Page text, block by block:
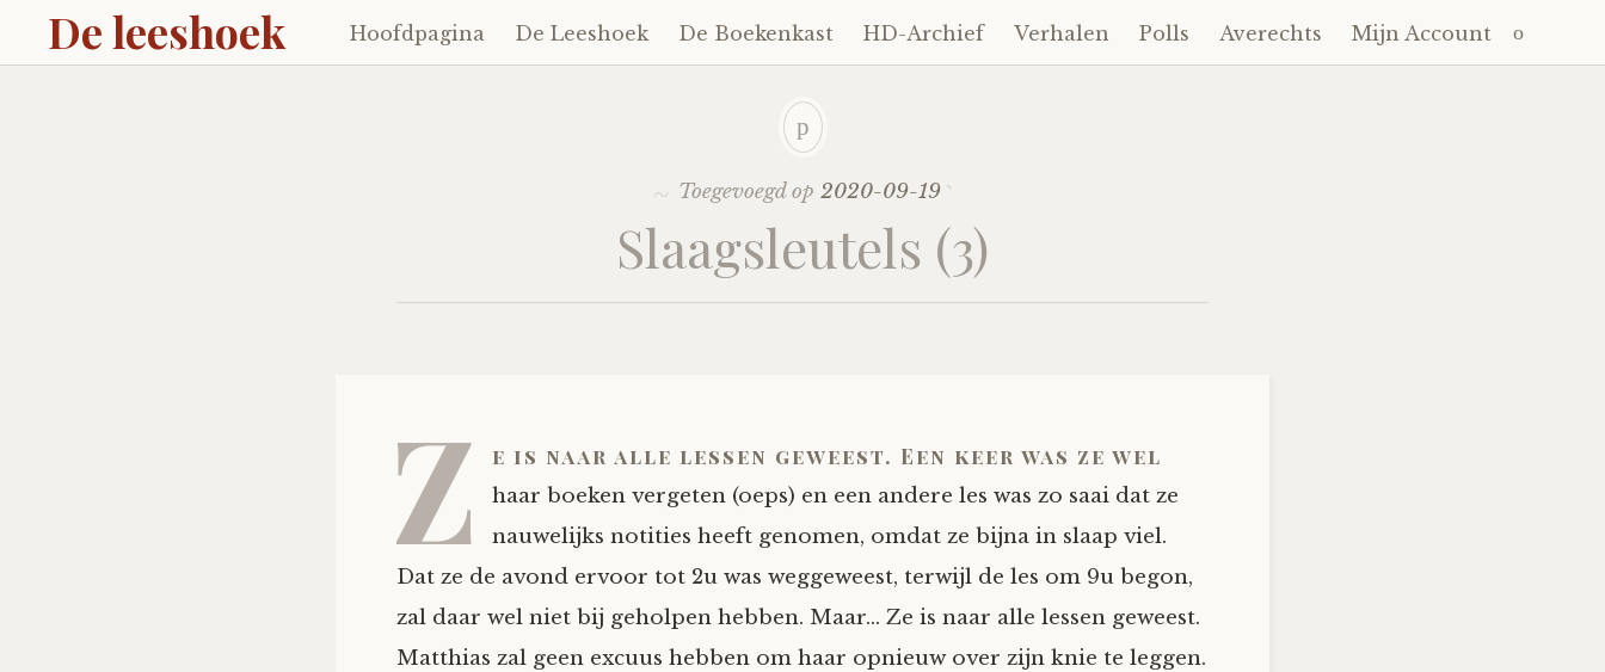
De leeshoek
Skip
to
Hoofdpagina De Leeshoek De Boekenkast HD-Archief Verhalen Polls Averechts Mijn Account
Zoeken
Toegevoegd op 2020-09-19
Slaagsleutels (3)
Z e is naar alle lessen geweest. Een keer was ze wel
haar boeken vergeten (oeps) en een andere les was zo saai dat ze
nauwelijks notities heeft genomen, omdat ze bijna in slaap viel.
Dat ze de avond ervoor tot 2u was weggeweest, terwijl de les om 9u begon,
zal daar wel niet bij geholpen hebben. Maar… Ze is naar alle lessen geweest.
Matthias zal geen excuus hebben om haar opnieuw over zijn knie te leggen.